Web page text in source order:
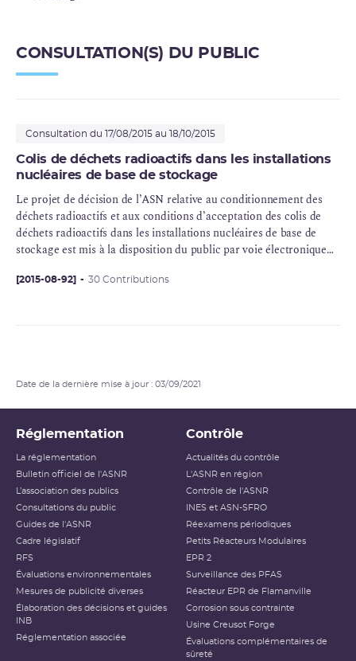
CONSULTATION(S) DU PUBLIC
Consultation du 17/08/2015 au 18/10/2015
Colis de déchets radioactifs dans les installations
nucléaires de base de stockage
Le projet de décision de l’ASN relative au conditionnement des
déchets radioactifs et aux conditions d’acceptation des colis de
déchets radioactifs dans les installations nucléaires de base de
stockage est mis à la disposition du public par voie électronique
du 17 août 2015.
[2015-08-92] 30 Contributions
Date de la dernière mise à jour : 03/09/2021
Réglementation
La réglementation
Bulletin officiel de l'ASNR
L’association des publics
Consultations du public
Guides de l'ASNR
Cadre législatif
RFS
Évaluations environnementales
Mesures de publicité diverses
Élaboration des décisions et guides
INB
Réglementation associée
Contrôle
Actualités du contrôle
L'ASNR en région
Contrôle de l'ASNR
INES et ASN-SFRO
Réexamens périodiques
Petits Réacteurs Modulaires
EPR 2
Surveillance des PFAS
Réacteur EPR de Flamanville
Corrosion sous contrainte
Usine Creusot Forge
Évaluations complémentaires de
sûreté